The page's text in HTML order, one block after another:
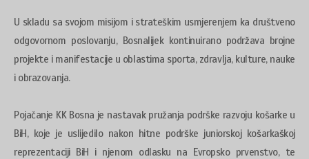
U skladu sa svojom misijom i strateškim usmjerenjem ka društveno
odgovornom poslovanju, Bosnalijek kontinuirano podržava brojne
projekte i manifestacije u oblastima sporta, zdravlja, kulture, nauke
i obrazovanja.
Pojačanje KK Bosna je nastavak pružanja podrške razvoju košarke u
BiH, koje je uslijedilo nakon hitne podrške juniorskoj košarkaškoj
reprezentaciji BiH i njenom odlasku na Evropsko prvenstvo, te